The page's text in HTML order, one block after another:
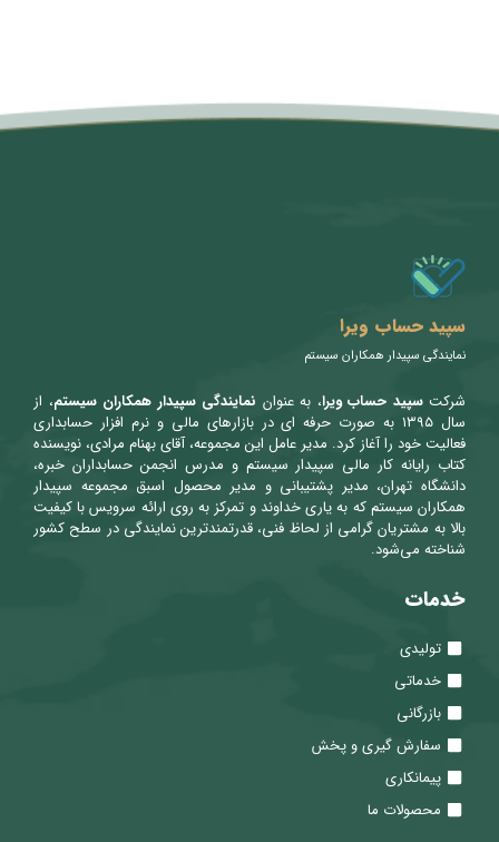
متن سربرگ خود را وارد کنید
سپید حساب ویرا
نمایندگی سپیدار همکاران سیستم
شرکتسپید حساب ویرا، به عنوان نمایندگی سپیدار همکاران سیستم، از
سال ۱۳۹۵ به صورت حرفه ای در بازارهای مالی و نرم افزار حسابداری
فعالیت خود را آغاز کرد. مدیر عامل این مجموعه، آقای بهنام مرادی، نویسنده
کتاب رایانه کار مالی سپیدار سیستم و مدرس انجمن حسابداران خبره،
دانشگاه تهران، مدیر پشتیبانی و مدیر محصول اسبق مجموعه سپیدار
همکاران سیستم که به یاری خداوند و تمرکز به روی ارائه سرویس با کیفیت
بالا به مشتریان گرامی از لحاظ فنی، قدرتمندترین نمایندگی در سطح کشور
شناخته می‌شود.
خدمات
تولیدی
خدماتی
بازرگانی
سفارش گیری و پخش
پیمانکاری
محصولات ما